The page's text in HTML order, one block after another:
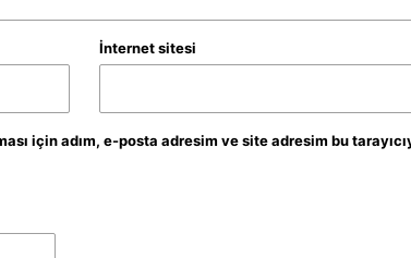
İnternet sitesi
için adım, e-posta adresim ve site adresim bu